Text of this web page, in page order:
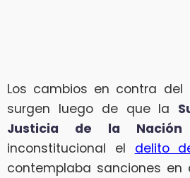
Los cambios en contra
surgen luego de que la
Justicia de la Nación
inconstitucional el delito
contemplaba sanciones